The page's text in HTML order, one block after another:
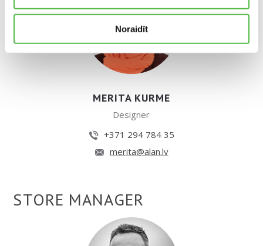
Noraidīt
MERITA KURME
Designer
+371 294 784 35
merita@alan.lv
STORE MANAGER